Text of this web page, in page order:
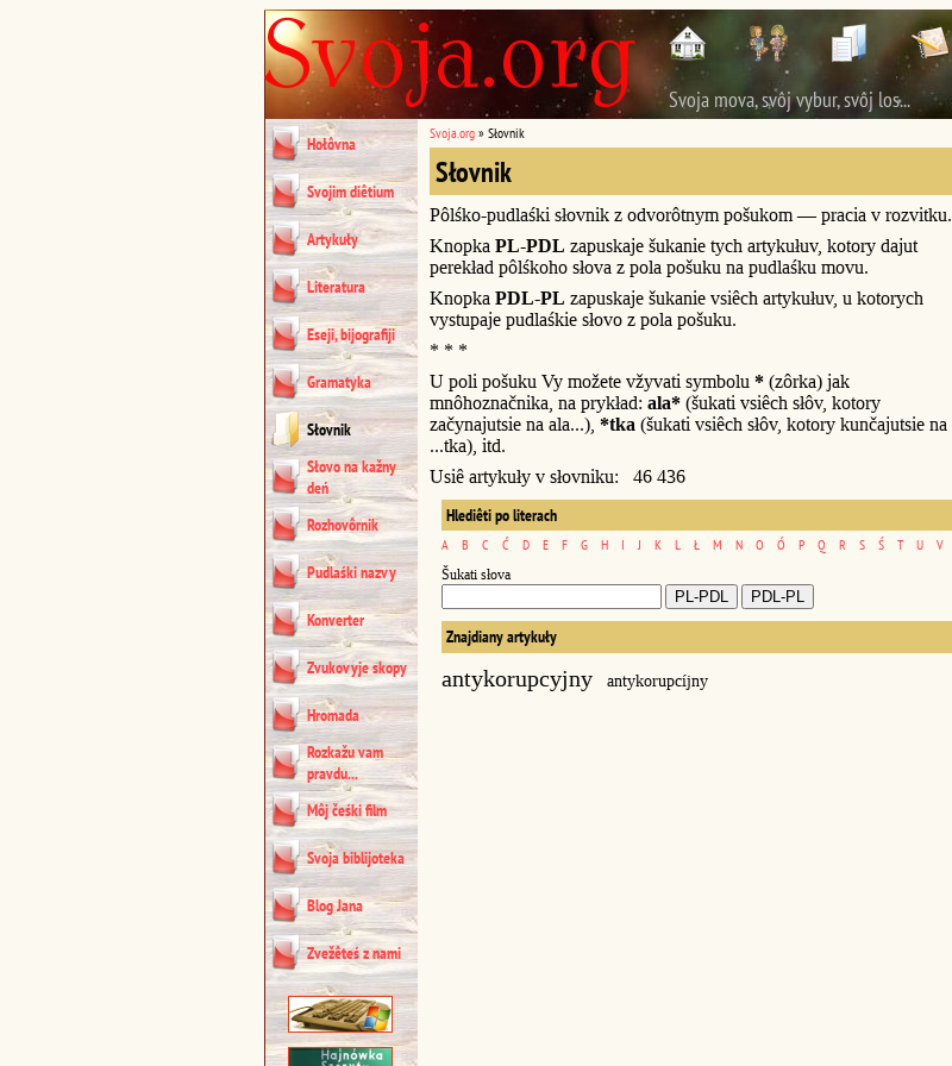
Svoja mova, svôj vybur, svôj los...
Hołôvna
Svojim diêtium
Artykuły
Literatura
Eseji, bijografiji
Gramatyka
Słovnik
Słovo na kažny
deń
Rozhovôrnik
Pudlaśki nazvy
Konverter
Zvukovyje skopy
Hromada
Rozkažu vam
pravdu...
Môj čeśki film
Svoja biblijoteka
Blog Jana
Zvežêteś z nami
Svoja.org » Słovnik
Słovnik
Pôlśko-pudlaśki słovnik z odvorôtnym pošukom — pracia v rozvitku.
Knopka PL-PDL zapuskaje šukanie tych artykułuv, kotory dajut
perekład pôlśkoho słova z pola pošuku na pudlaśku movu.
Knopka PDL-PL zapuskaje šukanie vsiêch artykułuv, u kotorych
vystupaje pudlaśkie słovo z pola pošuku.
* * *
U poli pošuku Vy možete vžyvati symbolu * (zôrka) jak
mnôhoznačnika, na prykład: ala* (šukati vsiêch słôv, kotory
začynajutsie na ala...), *tka (šukati vsiêch słôv, kotory kunčajutsie na
...tka), itd.
Usiê artykuły v słovniku: 46 436
Hlediêti po literach
A B C Ć D E F G H I J K L Ł M N O Ó P Q R S Ś T U V
Šukati słova
Znajdiany artykuły
antykorupcyjny antykorupcíjny